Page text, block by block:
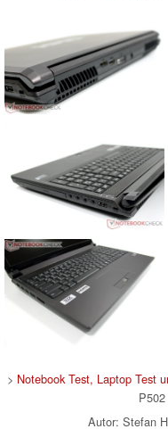
> Notebook Test, Laptop Test
Autor: Stefan